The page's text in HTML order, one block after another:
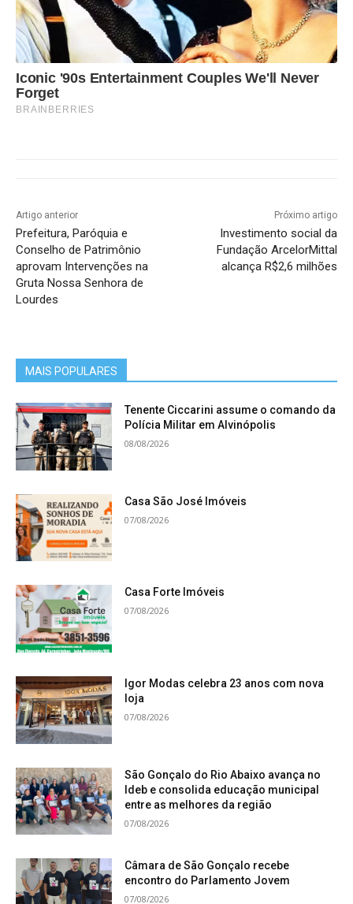
Iconic '90s Entertainment Couples We'll Never
Forget
BRAINBERRIES
Artigo anterior
Prefeitura, Paróquia e
Conselho de Patrimônio
aprovam Intervenções na
Gruta Nossa Senhora de
Lourdes
Próximo artigo
Investimento social da
Fundação ArcelorMittal
alcança R$2,6 milhões
MAIS POPULARES
Tenente Ciccarini assume o comando da
Polícia Militar em Alvinópolis
08/08/2026
Casa São José Imóveis
07/08/2026
Casa Forte Imóveis
07/08/2026
Igor Modas celebra 23 anos com nova
loja
07/08/2026
São Gonçalo do Rio Abaixo avança no
Ideb e consolida educação municipal
entre as melhores da região
07/08/2026
Câmara de São Gonçalo recebe
encontro do Parlamento Jovem
07/08/2026